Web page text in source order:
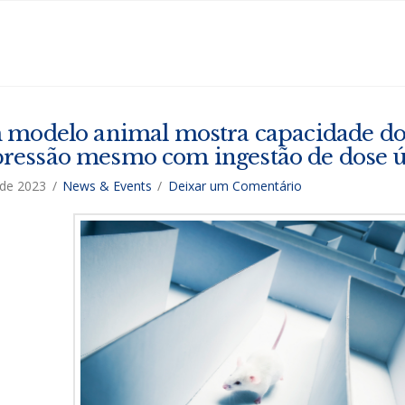
modelo animal mostra capacidade
mesmo com ingestão de dose
2023 News & Events Deixar um Comentário